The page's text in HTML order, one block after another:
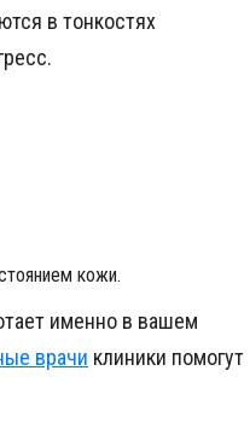
в тонкостях
кожи.
именно в вашем
врачи клиники помогут